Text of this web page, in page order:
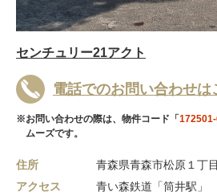
センチュリー21アクト
電話でのお問い合わせは
※お問い合わせの際は、物件コード「
ムーズです。
住所
青森県青森市松原１丁
アクセス
青い森鉄道「筒井駅」